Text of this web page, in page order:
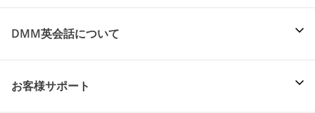
DMM英会話について
お客様サポート